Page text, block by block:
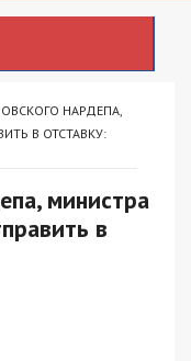
НАРДЕПА,
В ОТСТАВКУ:
министра
в